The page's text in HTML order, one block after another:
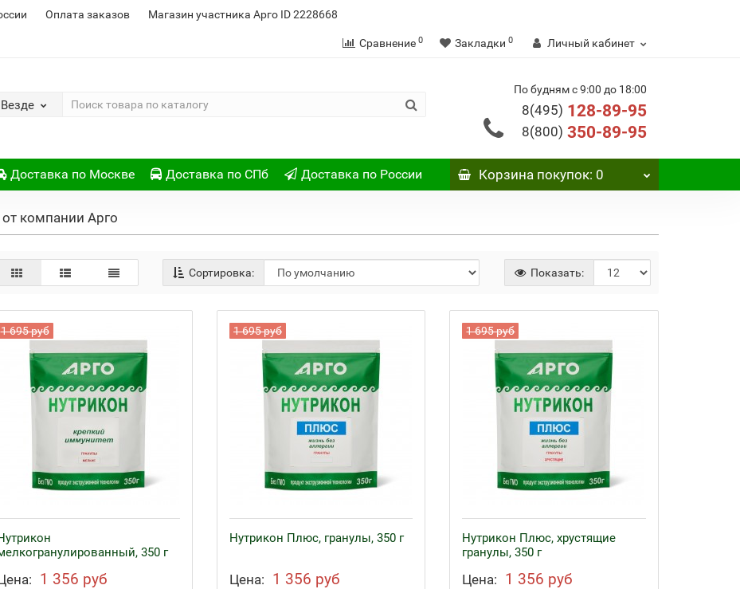
Оплата заказов Магазин участника Арго ID 2228668
Сравнение 0 Закладки 0 Личный кабинет
Везде
По будням с 9:00 до 18:00
8(495) 128-89-95
8(800) 350-89-95
Доставка по Москве Доставка по СПб Доставка по России Корзинапокупок: 0
компании Арго
Сортировка: Показать:
1 695 руб
350 г
1 356 руб
1 695 руб
Нутрикон Плюс, гранулы, 350 г
Цена: 1 356 руб
1 695 руб
Нутрикон Плюс, хрустящие
гранулы, 350 г
Цена: 1 356 руб